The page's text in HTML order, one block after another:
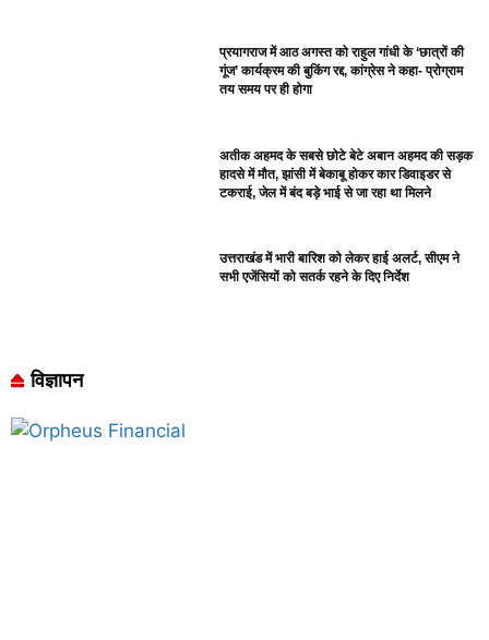
प्रयागराज में आठ अगस्त को राहुल गांधी के ‘छात्रों की
गूंज’ कार्यक्रम की बुकिंग रद्द, कांग्रेस ने कहा- प्रोग्राम
तय समय पर ही होगा
अतीक अहमद के सबसे छोटे बेटे अबान अहमद की सड़क
हादसे में मौत, झांसी में बेकाबू होकर कार डिवाइडर से
टकराई, जेल में बंद बड़े भाई से जा रहा था मिलने
उत्तराखंड में भारी बारिश को लेकर हाई अलर्ट, सीएम ने
सभी एजेंसियों को सतर्क रहने के दिए निर्देश
विज्ञापन